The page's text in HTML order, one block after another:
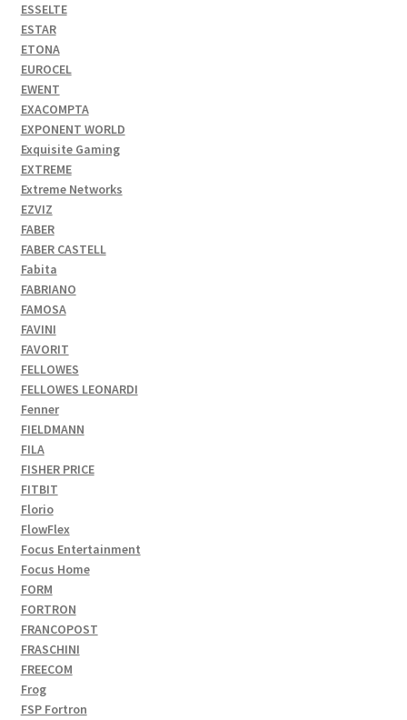
ESSELTE
ESTAR
ETONA
EUROCEL
EWENT
EXACOMPTA
EXPONENT WORLD
Exquisite Gaming
EXTREME
Extreme Networks
EZVIZ
FABER
FABER CASTELL
Fabita
FABRIANO
FAMOSA
FAVINI
FAVORIT
FELLOWES
FELLOWES LEONARDI
Fenner
FIELDMANN
FILA
FISHER PRICE
FITBIT
Florio
FlowFlex
Focus Entertainment
Focus Home
FORM
FORTRON
FRANCOPOST
FRASCHINI
FREECOM
Frog
FSP Fortron